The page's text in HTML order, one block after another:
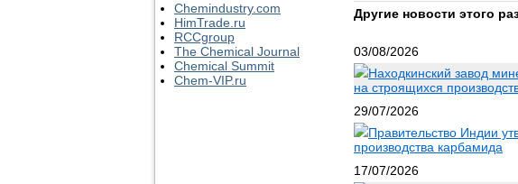
Chemindustry.com
HimTrade.ru
RCCgroup
The Chemical Journal
Chemical Summit
Chem-VIP.ru
Другие новости этого
03/08/2026
Находкинский завод
на строящихся
29/07/2026
Правительство Индии
производства карбамида
17/07/2026